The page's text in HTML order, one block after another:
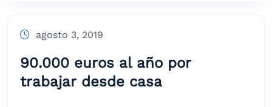
agosto 3, 2019
90.000 euros al año por
trabajar desde casa